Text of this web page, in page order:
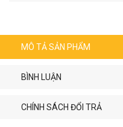
MÔ TẢ SẢN PHẨM
BÌNH LUẬN
CHÍNH SÁCH ĐỔI TRẢ